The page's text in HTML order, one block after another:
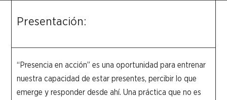
Presentación:
“Presencia en acción” es una oportunidad para entrenar
nuestra capacidad de estar presentes, percibir lo que
emerge y responder desde ahí. Una práctica que no es